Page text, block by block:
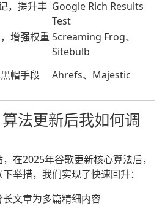
，提升丰 Google Rich Results
Test
增强权重 Screaming Frog、
Sitebulb
帽手段 Ahrefs、Majestic
法更新后我如何调
在2025年谷歌更新核心算法后，
举措，我们实现了快速回升：
文章为多篇精细内容